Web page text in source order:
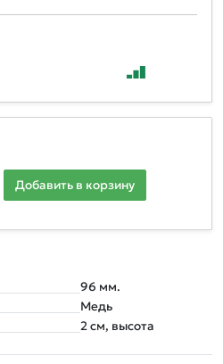
Добавить в корзину
96 мм.
Медь
2 см, высота